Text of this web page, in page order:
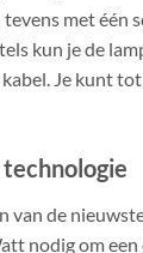
met één
kun je de
Je kunt
van de
nodig om